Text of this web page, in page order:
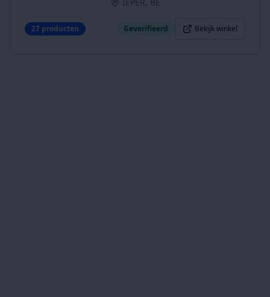
27 producten Geverifieerd Bekijk winkel